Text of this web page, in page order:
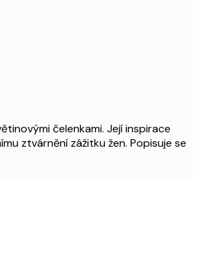
čelenkami. Její inspirace
ztvárnění zážitku žen. Popisuje se